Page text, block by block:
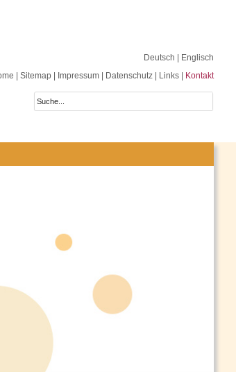
Deutsch
| Englisch
Sitemap Impressum Datenschutz Links Kontakt